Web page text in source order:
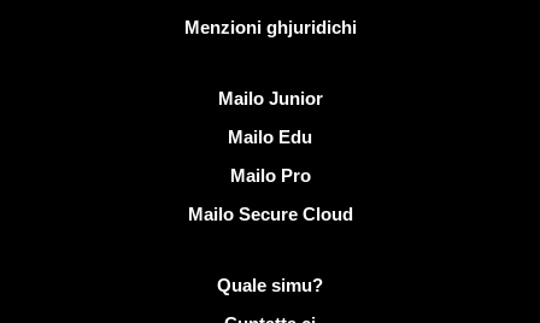
Menzioni ghjuridichi
Mailo Junior
Mailo Edu
Mailo Pro
Mailo Secure Cloud
Più infurmazione nantu à Mailo
Quale simu?